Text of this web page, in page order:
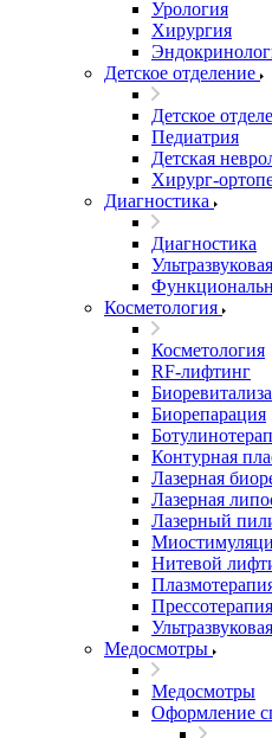
Урология
Хирургия
Детское отделение
Детское
Педиатрия
Детская
Хирург-
Диагностика
Диагностика
Косметология
Косметология
RF-лифтинг
Биорепарация
Контурная
Лазерная
Лазерная
Лазерный
Нитевой
Прессотерапия
Медосмотры
Медосмотры
Оформление